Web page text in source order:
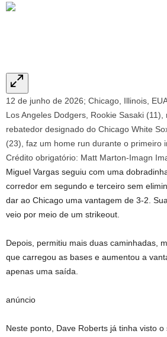
12 de junho de 2026; Chicago, Illinois,
Los Angeles Dodgers, Rookie Sasaki
rebatedor designado do Chicago White
(23), faz um home run durante o primeiro
Crédito obrigatório: Matt Marton-Imagn
Miguel Vargas seguiu com uma
corredor em segundo e terceiro sem
dar ao Chicago uma vantagem de 3-2.
veio por meio de um strikeout.
Depois, permitiu mais duas caminhadas,
que carregou as bases e aumentou a
apenas uma saída.
anúncio
Neste ponto, Dave Roberts já tinha visto